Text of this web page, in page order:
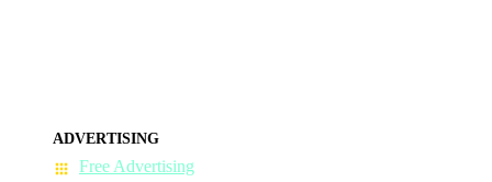
ADVERTISING
Free Advertising